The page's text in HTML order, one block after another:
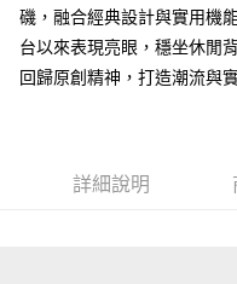
用戶於交易時，得透過本服務
買賣價金債權讓與本公司後，
2.基於同意付款使用「大哥付你
資料（包含姓名、電話或地址）
※ 請注意：結帳手續完成當下
後付繳納相關費用。
※ 交易是否成功請以「AFTEE
１．透過由恩沛科技股份有限
付款後萊爾富取貨
每筆NT$80，滿NT$1,000(
磯，融合經典設計與實用機
台以來表現亮眼，穩坐休閒
回歸原創精神，打造潮流與
詳細說明